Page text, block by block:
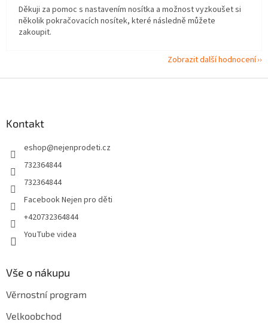
Děkuji za pomoc s nastavením nosítka a možnost vyzkoušet si
několik pokračovacích nosítek, které následně můžete
zakoupit.
Zobrazit další hodnocení
Kontakt
eshop@nejenprodeti.cz
732364844
732364844
Facebook Nejen pro děti
+420732364844
YouTube videa
Vše o nákupu
Věrnostní program
Velkoobchod